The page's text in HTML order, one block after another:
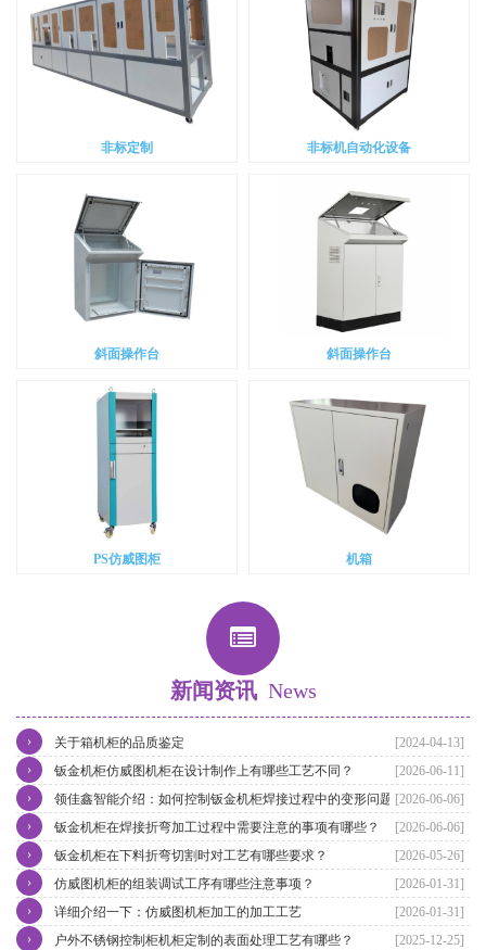
非标定制 非标机自动化设备
斜面操作台 斜面操作台
PS仿威图柜 机箱
新闻资讯 News
[2024-04-13]
关于箱机柜的品质鉴定
›
[2026-06-11]
钣金机柜仿威图机柜在设计制作上有哪些工艺不同？
›
[2026-06-06]
领佳鑫智能介绍：如何控制钣金机柜焊接过程中的变形问题？
›
[2026-06-06]
钣金机柜在焊接折弯加工过程中需要注意的事项有哪些？
›
[2026-05-26]
钣金机柜在下料折弯切割时对工艺有哪些要求？
›
[2026-01-31]
仿威图机柜的组装调试工序有哪些注意事项？
›
[2026-01-31]
详细介绍一下：仿威图机柜加工的加工工艺
›
[2025-12-25]
户外不锈钢控制柜机柜定制的表面处理工艺有哪些？
›